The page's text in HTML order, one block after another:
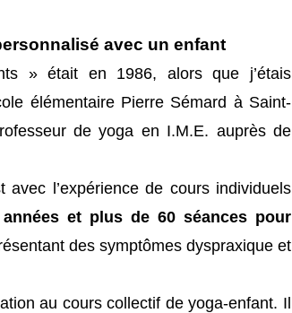
avec un enfant
» était en 1986, alors que j’étais
élémentaire Pierre Sémard à Saint-
de yoga en I.M.E. auprès de
l’expérience de cours individuels
et plus de 60 séances pour
des symptômes dyspraxique et
au cours collectif de yoga-enfant. Il